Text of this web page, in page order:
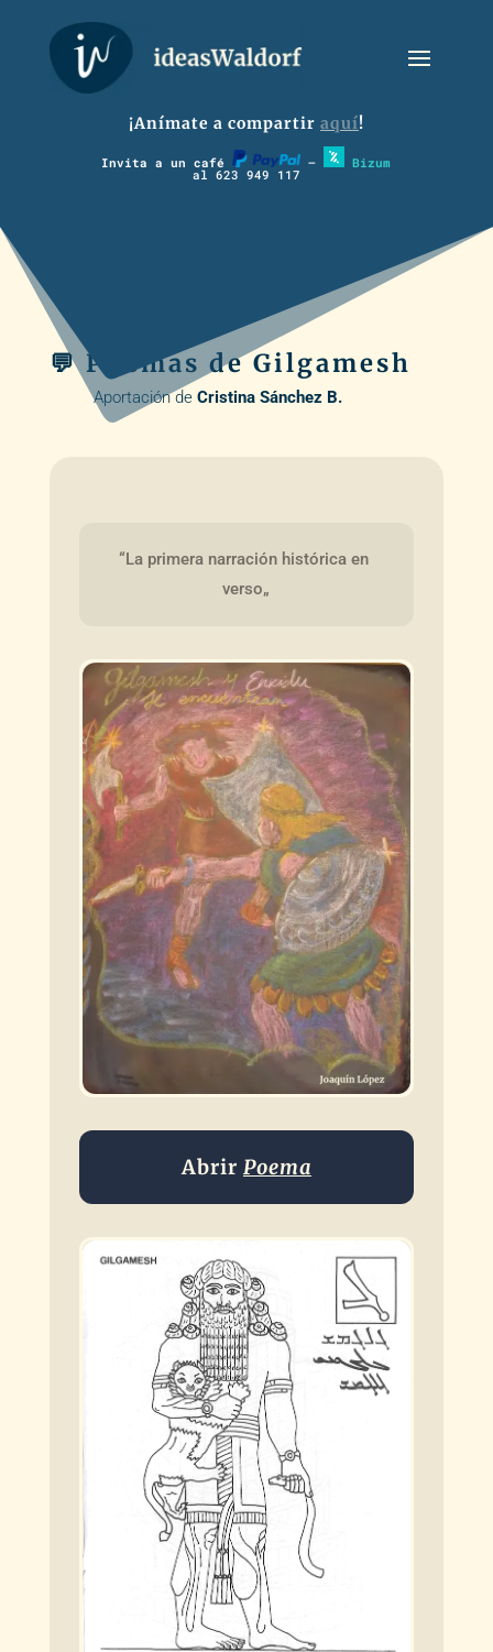
¡Anímate a compartir aquí!
Invita a un café – Bizum
al 623 949 117
💬 Poemas de Gilgamesh
Aportación de Cristina Sánchez B.
“La primera narración histórica en
verso„
Abrir Poema